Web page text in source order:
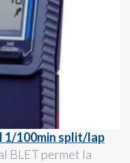
1/100min split/lap
BLET permet la